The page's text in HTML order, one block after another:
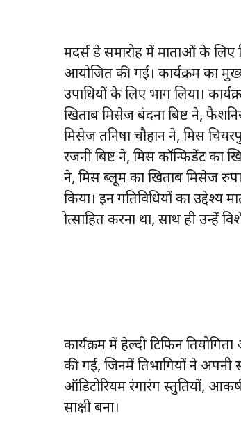
मदर्स डे समारोह में माताओं के लिए
आयोजित की गईं। कार्यक्रम का
उपाधियों के लिए भाग लिया।
खिताब मिसेज बंदना बिष्ट ने,
मिसेज तनिषा चौहान ने, मिस
रजनी बिष्ट ने, मिस कॉन्फिडेंट का
ने, मिस ब्लूम का खिताब मिसेज
किया। इन गतिविधियों का उद्देश्य
प्रोत्साहित करना था, साथ ही
कार्यक्रम में हेल्दी टिफिन
की गईं, जिनमें प्रतिभागियों ने
ऑडिटोरियम रंगारंग प्रस्तुतियों,
साक्षी बना।